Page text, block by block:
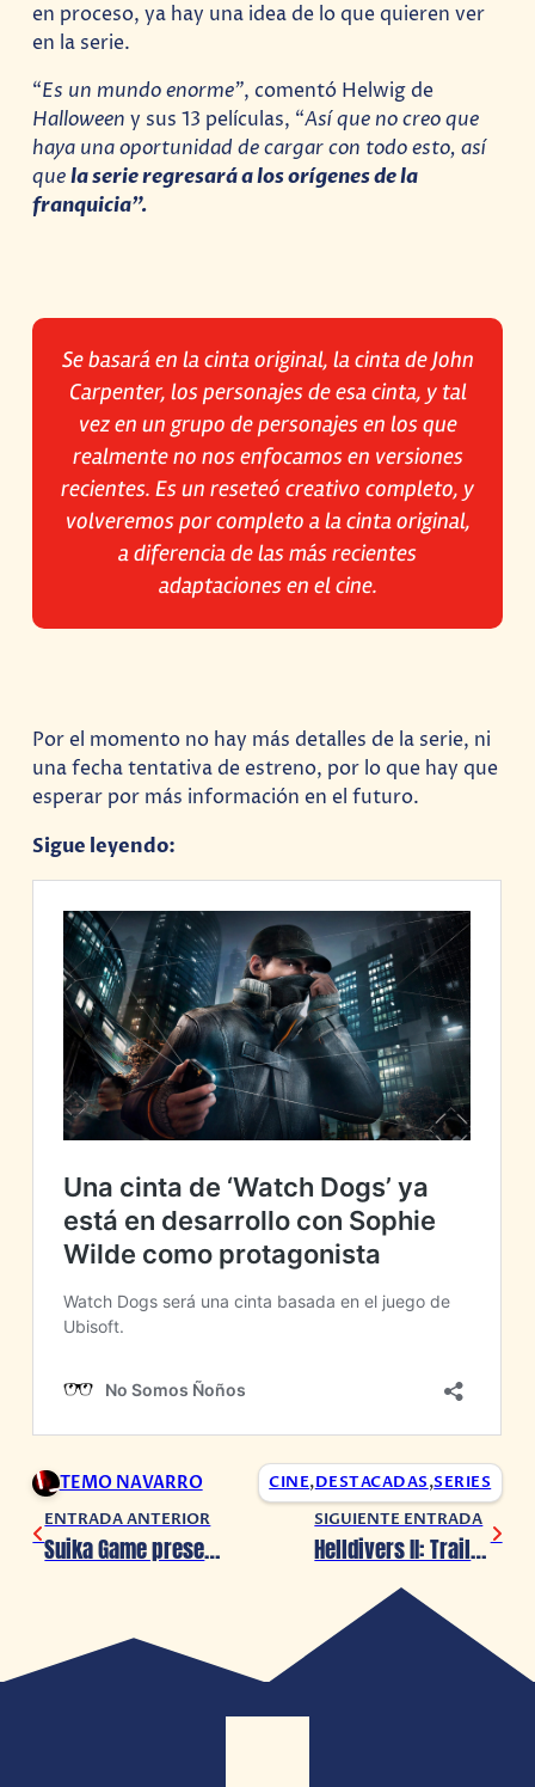
en proceso, ya hay una idea de lo que quieren ver
en la serie.
“Es un mundo enorme”, comentó Helwig de
Halloweeny sus 13 películas, “Así que no creo que
haya una oportunidad de cargar con todo esto, así
quela serie regresará a los orígenes de la
franquicia”.
Se basará en la cinta original, la cinta de John
Carpenter, los personajes de esa cinta, y tal
vez en un grupo de personajes en los que
realmente no nos enfocamos en versiones
recientes. Es un reseteó creativo completo, y
volveremos por completo a la cinta original,
a diferencia de las más recientes
adaptaciones en el cine.
Por el momento no hay más detalles de la serie, ni
una fecha tentativa de estreno, por lo que hay que
esperar por más información en el futuro.
Sigue leyendo:
TEMO NAVARRO CINE,DESTACADAS,SERIES
ENTRADA ANTERIOR
Suika Game presenta su mercancia oficial, llegará en abril 2024
SIGUIENTE ENTRADA
Helldivers II: Trailer Warbond: Cutting Edge muestra nuevos elementos para adquirir